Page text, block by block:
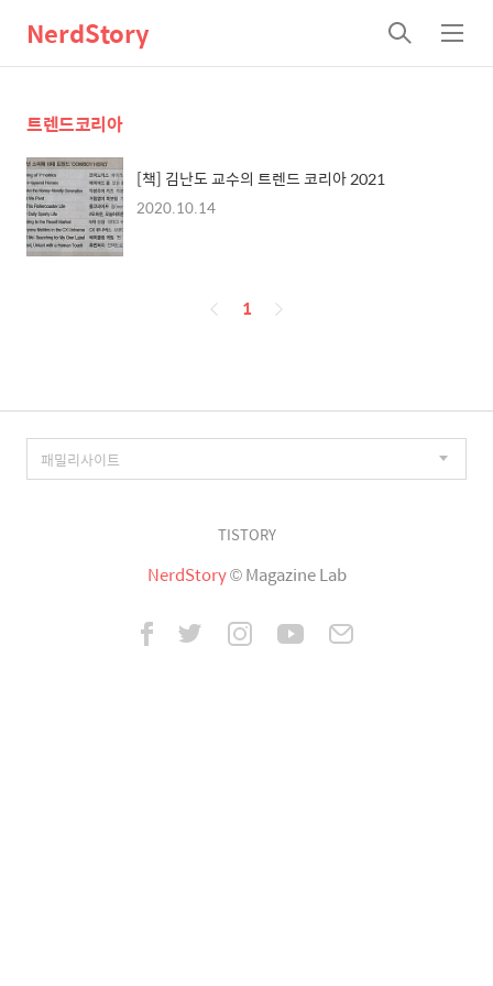
NerdStory
검
색
메
뉴
트렌드코리아
[책] 김난도 교수의 트렌드 코리아 2021
2020.10.14
페
1
TISTORY
NerdStory© Magazine Lab